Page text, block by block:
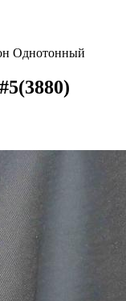
Однотонный